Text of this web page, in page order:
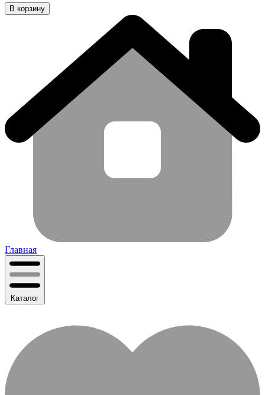
В корзину
Главная
Каталог